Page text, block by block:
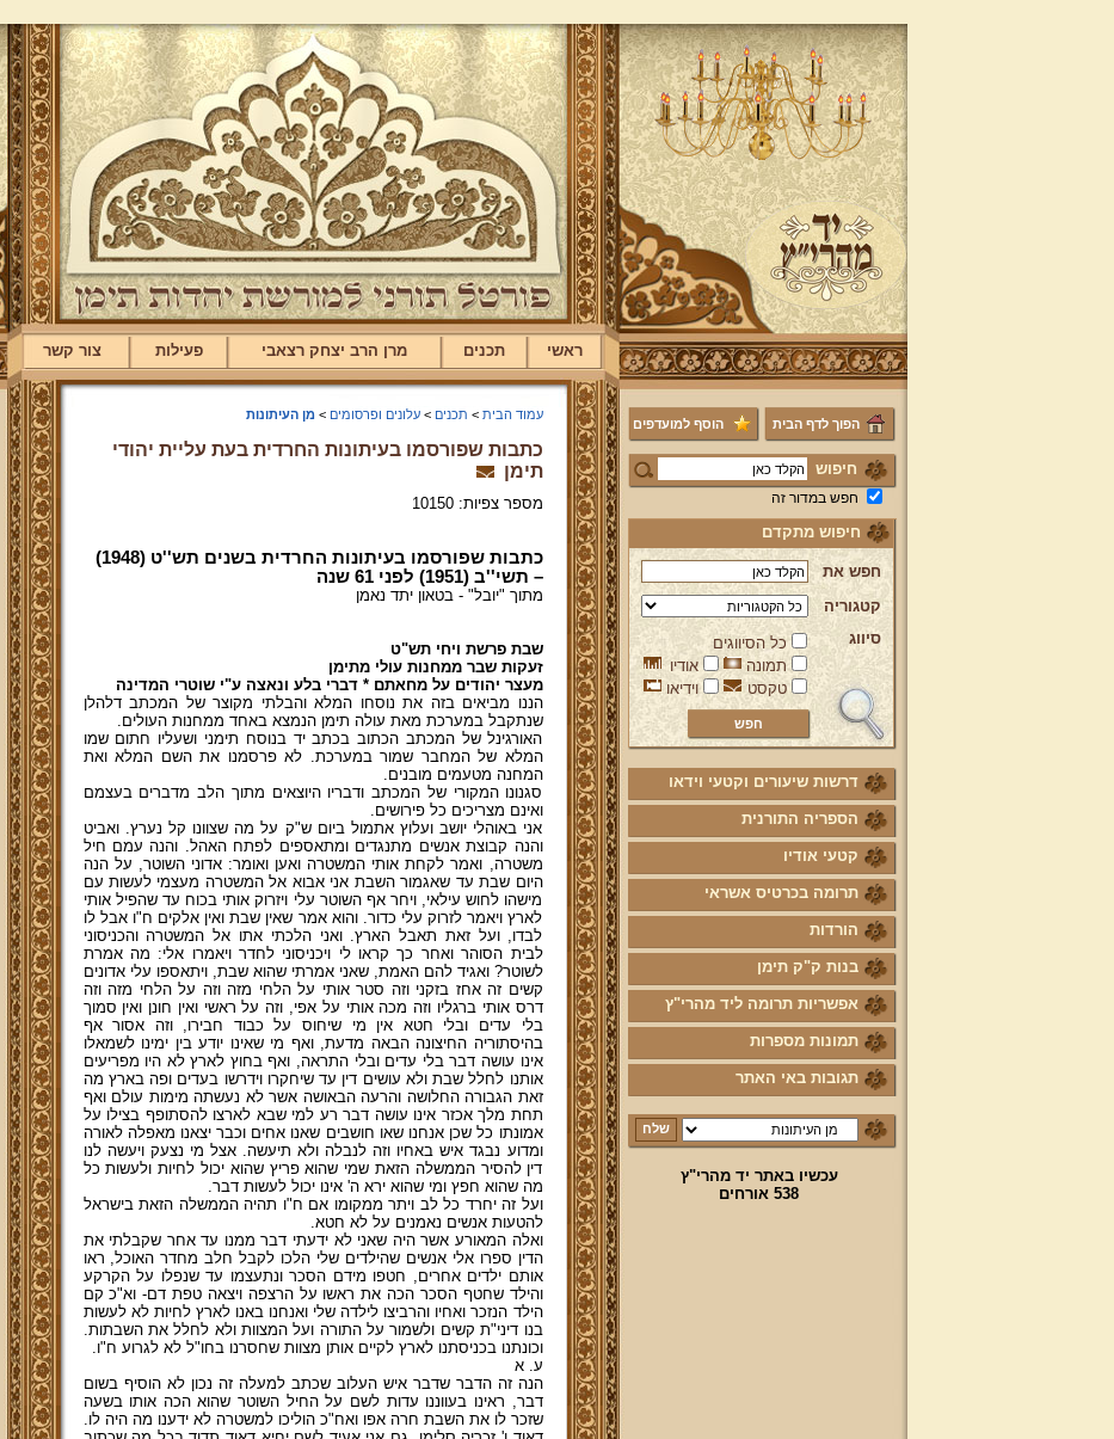
ראשי תכנים מרן הרב יצחק רצאבי פעילות צור קשר
הפוך לדף הבית הוסף למועדפים
חיפוש
חפש במדור זה
חיפוש מתקדם
חפש את
קטגוריה
סיווג
כל הסיווגים
תמונה
אודיו
טקסט
וידיאו
דרשות שיעורים וקטעי וידאו
הספריה התורנית
קטעי אודיו
תרומה בכרטיס אשראי
הורדות
בנות ק"ק תימן
אפשריות תרומה ליד מהרי"ץ
תמונות מספרות
תגובות באי האתר
עכשיו באתר יד מהרי"ץ
538 אורחים
עמוד הבית > תכנים >עלונים ופרסומים >מן העיתונות
כתבות שפורסמו בעיתונות החרדית בעת עליית יהודי
תימן
מספר צפיות: 10150
כתבות שפורסמו בעיתונות החרדית בשנים תש''ט (1948)
– תשי''ב (1951)
לפני 61 שנה
מתוך "יובל" - בטאון יתד נאמן
שבת פרשת ויחי תש"ט
זעקות שבר ממחנות עולי מתימן
מעצר יהודים על מחאתם * דברי בלע ונאצה ע"י שוטרי המדינה
הננו מביאים בזה את נוסחו המלא והבלתי מקוצר של המכתב דלהלן
שנתקבל במערכת מאת עולה תימן הנמצא באחד ממחנות העולים.
האורגינל של המכתב הכתוב בכתב יד בנוסח תימני ושעליו חתום שמו
המלא של המחבר שמור במערכת. לא פרסמנו את השם המלא ואת
המחנה מטעמים מובנים.
סגנונו המקורי של המכתב ודבריו היוצאים מתוך הלב מדברים בעצמם
ואינם מצריכים כל פירושים.
אני באוהלי יושב ועלוץ אתמול ביום ש"ק על מה שצוונו קל נערץ. ואביט
והנה קבוצת אנשים מתנגדים ומתאספים לפתח האהל. והנה עמם חיל
משטרה, ואמר לקחת אותי המשטרה ואען ואומר: אדוני השוטר, על הנה
היום שבת עד שאגמור השבת אני אבוא אל המשטרה מעצמי לעשות עם
מישהו לחוש עילאי, ויחר אף השוטר עלי ויזרוק אותי בכוח עד שהפיל אותי
לארץ ויאמר לזרוק עלי כדור. והוא אמר שאין שבת ואין אלקים ח"ו אבל לו
לבדו, ועל זאת תאבל הארץ. ואני הלכתי אתו אל המשטרה והכניסוני
לבית הסוהר ואחר כך קראו לי ויכניסוני לחדר ויאמרו אלי: מה אמרת
לשוטר? ואגיד להם האמת, שאני אמרתי שהוא שבת, ויתאספו עלי אדונים
קשים זה אחז בזקני וזה סטר אותי על הלחי מזה וזה על הלחי מזה וזה
דרס אותי ברגליו וזה מכה אותי על אפי, וזה על ראשי ואין חונן ואין סמוך
בלי עדים ובלי חטא אין מי שיחוס על כבוד חבירו, וזה אסור אף
בהיסתוריה החיצונה הבאה מדעת, ואף מי שאינו יודע בין ימינו לשמאלו
אינו עושה דבר בלי עדים ובלי התראה, ואף בחוץ לארץ לא היו מפריעים
אותנו לחלל שבת ולא עושים דין עד שיחקרו וידרשו בעדים ופה בארץ מה
זאת הגבורה החלושה והרעה הבאושה אשר לא נעשתה מימות עולם ואף
תחת מלך אכזר אינו עושה דבר רע למי שבא לארצו להסתופף בצילו על
אמונתו כל שכן אנחנו שאו חושבים שאנו אחים וכבר יצאנו מאפלה לאורה
ומדוע נבגד איש באחיו וזה לנבלה ולא תיעשה. אצל מי נצעק ויעשה לנו
דין להסיר הממשלה הזאת שמי שהוא פריץ שהוא יכול לחיות ולעשות כל
מה שהוא חפץ ומי שהוא ירא ה' אינו יכול לעשות דבר.
ועל זה יחרד כל לב ויתר ממקומו אם ח"ו תהיה הממשלה הזאת בישראל
להטעות אנשים נאמנים על לא חטא.
ואלה המאורע אשר היה שאני לא ידעתי דבר ממנו עד אחר שקבלתי את
הדין ספרו אלי אנשים שהילדים שלי הלכו לקבל חלב מחדר האוכל, ראו
אותם ילדים אחרים, חטפו מידם הסכר ונתעצמו עד שנפלו על הקרקע
והילד שחטף הסכר הכה את ראשו על הרצפה ויצאה טפת דם- וא"כ קם
הילד הנזכר ואחיו והרביצו לילדה שלי ואנחנו באנו לארץ לחיות לא לעשות
בנו דיני"ת קשים ולשמור על התורה ועל המצוות ולא לחלל את השבתות.
וכונתנו בכניסתנו לארץ לקיים אותן מצוות שחסרנו בחו"ל לא לגרוע ח"ו.
ע. א
הנה זה הדבר שדבר איש העלוב שכתב למעלה זה נכון לא הוסיף בשום
דבר, ראינו בעווננו עדות לשם על החיל השוטר שהוא הכה אותו בשעה
שזכר לו את השבת חרה אפו ואח"כ הוליכו למשטרה לא ידענו מה היה לו.